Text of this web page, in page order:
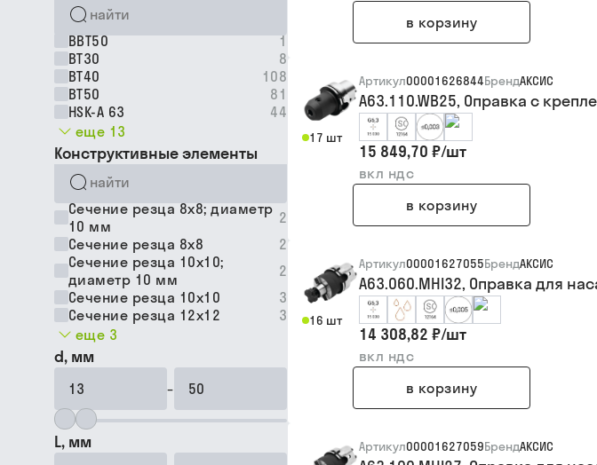
BBT50
1
BT30
8
BT40
108
BT50
81
HSK-A 63
44
еще 13
Конструктивные элементы
Сечение резца 8x8; диаметр
10 мм
2
Сечение резца 8х8
2
Сечение резца 10x10;
диаметр 10 мм
2
Сечение резца 10х10
3
Сечение резца 12х12
3
еще 3
d, мм
–
L, мм
в корзину
17 шт
Артикул00001626844БрендАКСИС
A63.110.WB25, Оправка с
15 849,70 ₽/шт
вкл ндс
в корзину
16 шт
Артикул00001627055БрендАКСИС
A63.060.MHI32, Оправка для
14 308,82 ₽/шт
вкл ндс
в корзину
Артикул00001627059БрендАКСИС